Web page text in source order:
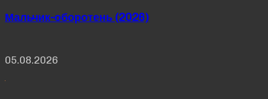
Мальчик-оборотень (2026)
05.08.2026